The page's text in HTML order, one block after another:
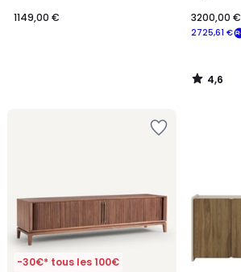
1149,00 €
2725,61 €
3200,00 €
4,6
/
-30€* tous les 100€